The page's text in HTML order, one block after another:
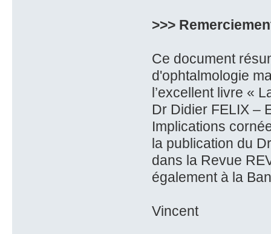
>>>
Ce document
d'ophtalmologie
l’excellent livre «
Dr Didier FELIX –
Implications
la publication du
dans la Revue
également à la
Vincent